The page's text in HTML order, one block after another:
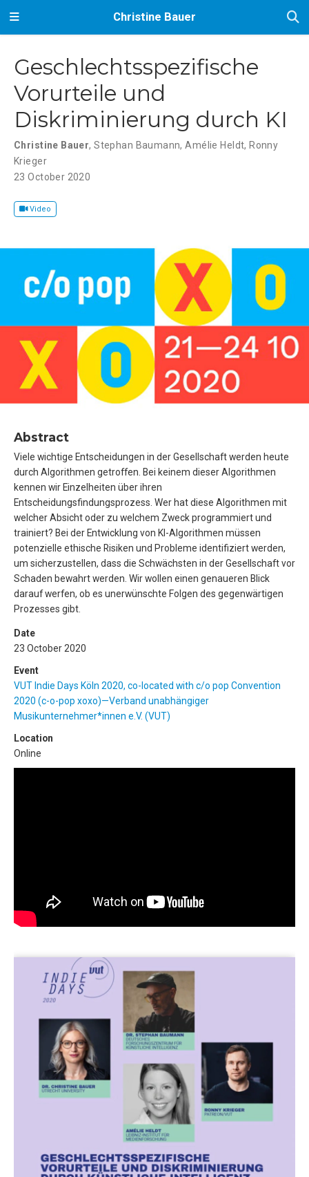
Christine Bauer
Geschlechtsspezifische
Vorurteile und
Diskriminierung durch KI
Christine Bauer,Stephan Baumann,Amélie Heldt, Ronny
Krieger
23 October 2020
Video
Abstract
Viele wichtige Entscheidungen in der Gesellschaft werden heute
durch Algorithmen getroffen. Bei keinem dieser Algorithmen
kennen wir Einzelheiten über ihren
Entscheidungsfindungsprozess. Wer hat diese Algorithmen mit
welcher Absicht oder zu welchem Zweck programmiert und
trainiert? Bei der Entwicklung von KI-Algorithmen müssen
potenzielle ethische Risiken und Probleme identifiziert werden,
um sicherzustellen, dass die Schwächsten in der Gesellschaft vor
Schaden bewahrt werden. Wir wollen einen genaueren Blick
darauf werfen, ob es unerwünschte Folgen des gegenwärtigen
Prozesses gibt.
Date
23 October 2020
Event
VUT Indie Days Köln 2020, co-located with c/o pop Convention
2020 (c-o-pop xoxo)—Verband unabhängiger
Musikunternehmer*innen e.V. (VUT)
Location
Online